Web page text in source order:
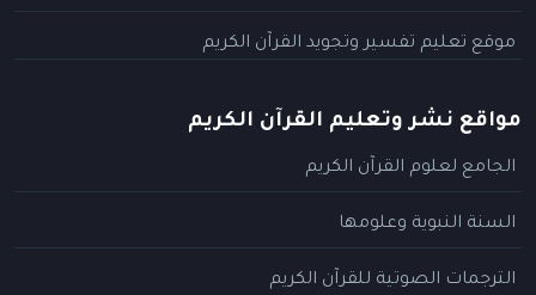
موقع تعليم تفسير وتجويد القرآن الكريم
مواقع نشر وتعليم القرآن الكريم
الجامع لعلوم القرآن الكريم
السنة النبوية وعلومها
الترجمات الصوتية للقرآن الكريم